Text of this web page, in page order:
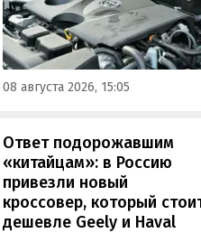
обслуживания и условий
эксплуатации. Тем не менее
Autonews составил ТОП-3
надежных бензиновых
моторов, которые могут не
08 августа 2026, 15:05
Ответ подорожавшим
«китайцам»: в Россию
привезли новый
кроссовер, который
дешевле Geely и Haval